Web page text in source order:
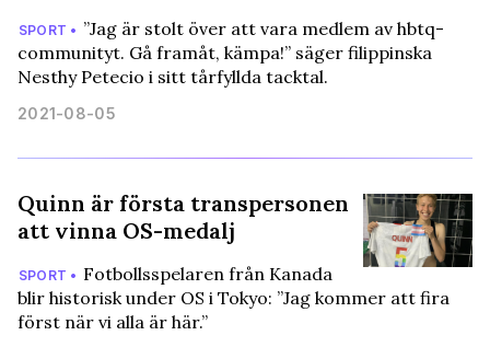
SPORT • ”Jag är stolt över att vara medlem av hbtq-
communityt. Gå framåt, kämpa!” säger filippinska
Nesthy Petecio i sitt tårfyllda tacktal.
2021-08-05
Quinn är första transpersonen
att vinna OS-medalj
SPORT • Fotbollsspelaren från Kanada
blir historisk under OS i Tokyo: ”Jag kommer att fira
först när vi alla är här.”